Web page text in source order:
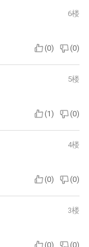
6楼
(0) (0)
5楼
(1 ) (0)
4楼
(0) (0)
3楼
(0) (0)